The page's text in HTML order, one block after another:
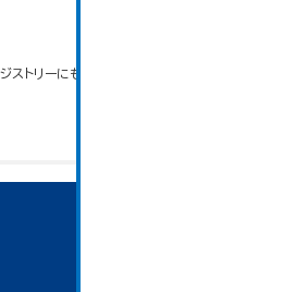
トリーにもアクセス可能です